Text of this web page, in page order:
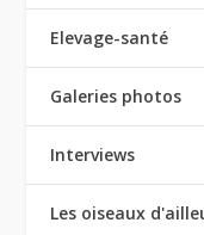
Elevage-santé
Galeries photos
Interviews
Les oiseaux